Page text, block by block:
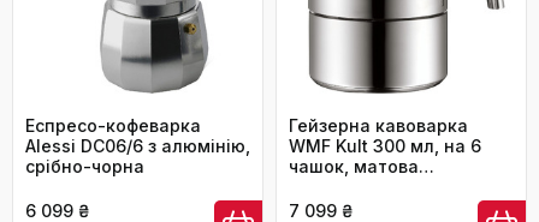
Еспресо-кофеварка
Alessi DC06/6 з алюмінію,
срібно-чорна
6 099 ₴
Гейзерна кавоварка
WMF Kult 300 мл, на 6
чашок, матова
Cromargan, індукційна,
7 099 ₴